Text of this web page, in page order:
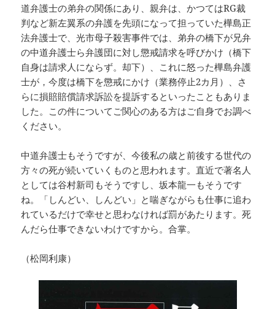
道弁護士の弟弁の関係にあり、親弁は、かつてはRG裁
判など新左翼系の弁護を先頭になって担っていた樺島正
法弁護士で、光市母子殺害事件では、弟弁の橋下が兄弁
の中道弁護士ら弁護団に対し懲戒請求を呼びかけ（橋下
自身は請求人にならず。却下）、これに怒った樺島弁護
士が，今度は橋下を懲戒にかけ（業務停止2カ月）、さ
らに損賠賠償請求訴訟を提訴するといったこともありま
した。この件についてご関心のある方はご自身でお調べ
ください。
中道弁護士もそうですが、今後私の歳と前後する世代の
方々の死が続いていくものと思われます。直近で著名人
としては谷村新司もそうですし、坂本龍一もそうです
ね。「しんどい、しんどい」と喘ぎながらも仕事に追わ
れているだけで幸せと思わなければ罰があたります。死
んだら仕事できないわけですから。合掌。
（松岡利康）